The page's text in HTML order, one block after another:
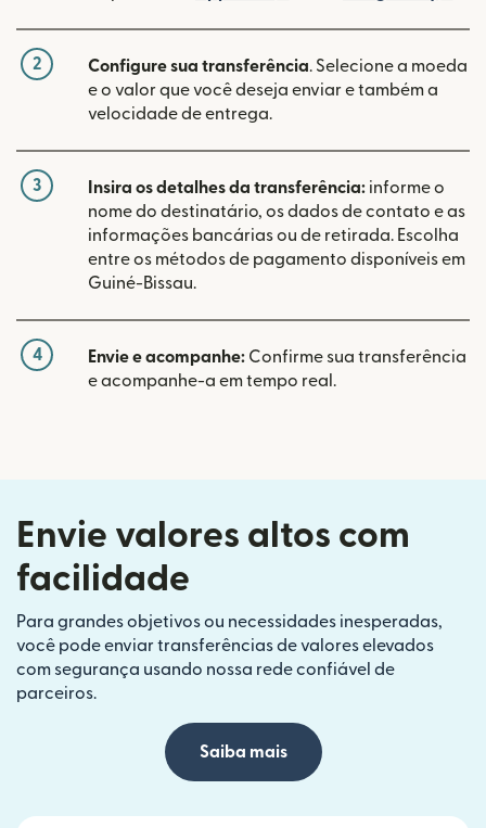
2 Configure sua transferência. Selecione a moeda
e o valor que você deseja enviar e também a
velocidade de entrega.
3 Insira os detalhes da transferência: informe o
nome do destinatário, os dados de contato e as
informações bancárias ou de retirada. Escolha
entre os métodos de pagamento disponíveis em
Guiné-Bissau.
4 Envie e acompanhe: Confirme sua transferência
e acompanhe-a em tempo real.
Envie valores altos com
facilidade
Para grandes objetivos ou necessidades inesperadas,
você pode enviar transferências de valores elevados
com segurança usando nossa rede confiável de
parceiros.
Saiba mais